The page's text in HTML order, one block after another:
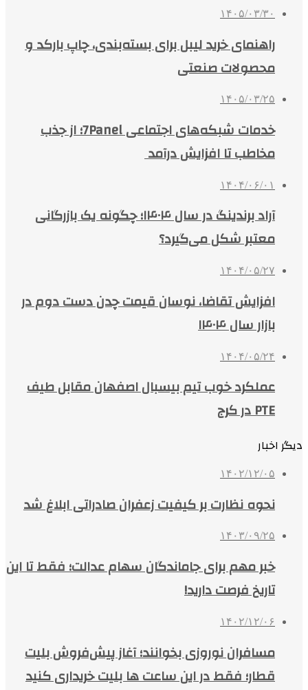
۱۴۰۵/۰۳/۳۰
راهنمای خرید لیبل برای بسته‌بندی، چاپ بارکد و
محصولات صنعتی
۱۴۰۵/۰۳/۲۵
خدمات شبکه‌های اجتماعی 7Panel؛ از جذب
مخاطب تا افزایش درآمد
۱۴۰۴/۰۶/۰۱
آراد برندینگ در سال ۱۴۰۴؛ چگونه یک بازرگانی
معتبر شکل می‌گیرد؟
۱۴۰۴/۰۵/۲۷
افزایش تقاضا، نوسان قیمت چدن دست دوم در
بازار سال ۱۴۰۴
۱۴۰۴/۰۵/۲۴
عملکرد خوب تیم بیسبال اصفهان مقابل طیف
PTE در کرج
دیگر اخبار
۱۴۰۲/۱۲/۰۵
نحوه نظارت بر کیفیت زعفران صادراتی ابلاغ شد
۱۴۰۳/۰۹/۲۵
خبر مهم برای جاماندگان سهام عدالت؛ فقط تا این
تاریخ فرصت دارید!
۱۴۰۲/۱۲/۰۶
مسافران نوروزی بخوانند؛ آغاز پیش‌فروش بلیت‌
قطار؛ فقط در این ساعت ها بلیت خریداری کنید